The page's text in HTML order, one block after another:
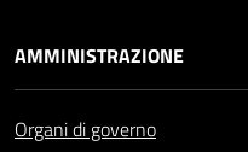
AMMINISTRAZIONE
Organi di governo